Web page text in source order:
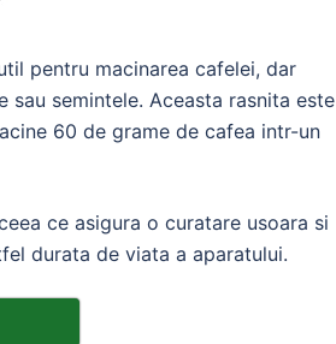
pentru macinarea cafelei, dar
semintele. Aceasta rasnita este
60 de grame de cafea intr-un
ce asigura o curatare usoara si
durata de viata a aparatului.